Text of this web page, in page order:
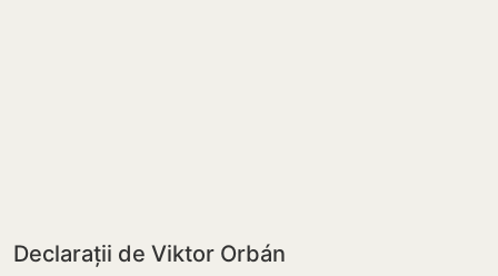
Declarații de Viktor Orbán